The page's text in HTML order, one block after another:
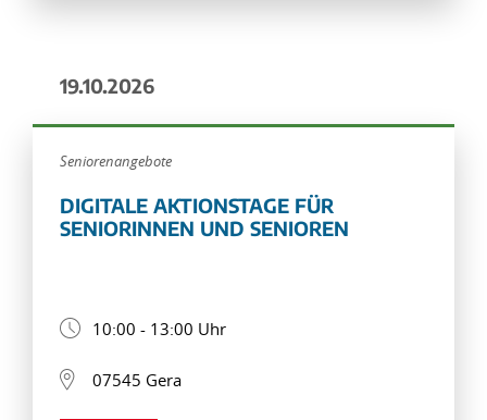
19.10.2026
Seniorenangebote
DIGITALE AKTIONSTAGE FÜR
SENIORINNEN UND SENIOREN
10:00 - 13:00 Uhr
07545 Gera